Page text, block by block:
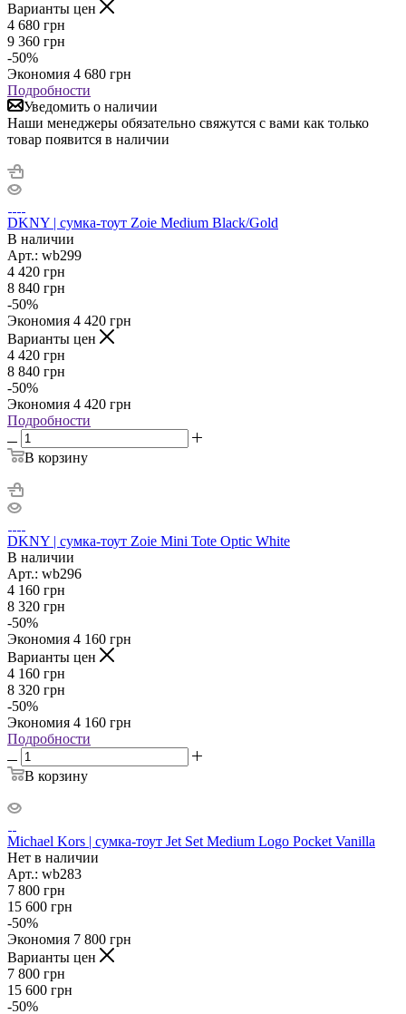
Варианты цен
4 680 грн
9 360 грн
-50%
Экономия 4 680 грн
Подробности
Уведомить о наличии
Наши менеджеры обязательно свяжутся с вами как только
товар появится в наличии
DKNY | сумка-тоут Zoie Medium Black/Gold
В наличии
Арт.: wb299
4 420 грн
8 840 грн
-50%
Экономия 4 420 грн
Варианты цен
4 420 грн
8 840 грн
-50%
Экономия 4 420 грн
Подробности
В корзину
DKNY | сумка-тоут Zoie Mini Tote Optic White
В наличии
Арт.: wb296
4 160 грн
8 320 грн
-50%
Экономия 4 160 грн
Варианты цен
4 160 грн
8 320 грн
-50%
Экономия 4 160 грн
Подробности
В корзину
Michael Kors | сумка-тоут Jet Set Medium Logo Pocket Vanilla
Нет в наличии
Арт.: wb283
7 800 грн
15 600 грн
-50%
Экономия 7 800 грн
Варианты цен
7 800 грн
15 600 грн
-50%